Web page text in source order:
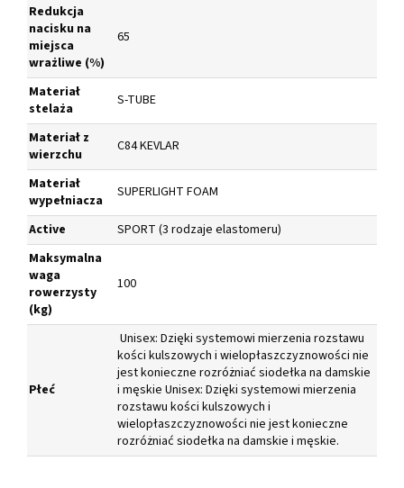
Redukcja
nacisku na
miejsca
wrażliwe (%)
65
Materiał
stelaża
S-TUBE
Materiał z
wierzchu
C84 KEVLAR
Materiał
wypełniacza
SUPERLIGHT FOAM
Active
SPORT (3 rodzaje elastomeru)
Maksymalna
waga
rowerzysty
(kg)
100
Płeć
Unisex: Dzięki systemowi mierzenia rozstawu
kości kulszowych i wielopłaszczyznowości nie
jest konieczne rozróżniać siodełka na damskie
i męskie Unisex: Dzięki systemowi mierzenia
rozstawu kości kulszowych i
wielopłaszczyznowości nie jest konieczne
rozróżniać siodełka na damskie i męskie.